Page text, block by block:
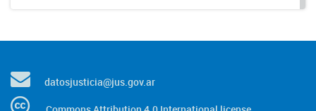
datosjusticia@jus.gov.ar